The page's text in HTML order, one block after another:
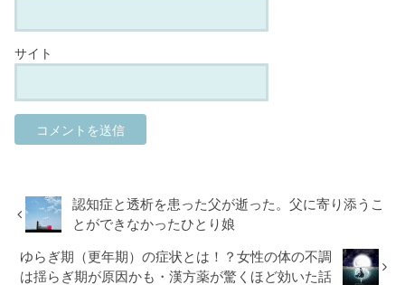
サイト
認知症と透析を患った父が逝った。父に寄り添うこ
とができなかったひとり娘
ゆらぎ期（更年期）の症状とは！？女性の体の不調
は揺らぎ期が原因かも・漢方薬が驚くほど効いた話